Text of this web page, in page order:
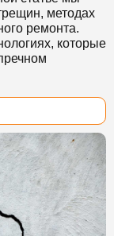
методах
ремонта.
которые